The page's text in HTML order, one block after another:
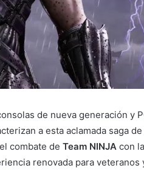
de nueva generación y
a esta aclamada saga
combate de Team NINJAcon
renovada para veteranos